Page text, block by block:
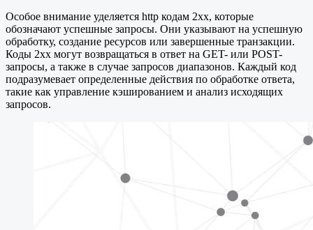
Особое внимание уделяется http кодам 2xx, которые
обозначают успешные запросы. Они указывают на успешную
обработку, создание ресурсов или завершенные транзакции.
Коды 2xx могут возвращаться в ответ на GET- или POST-
запросы, а также в случае запросов диапазонов. Каждый код
подразумевает определенные действия по обработке ответа,
такие как управление кэшированием и анализ исходящих
запросов.